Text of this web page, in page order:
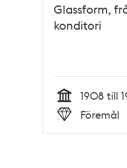
Glassform,
konditori
Tid
1908 till
Typ
Föremål